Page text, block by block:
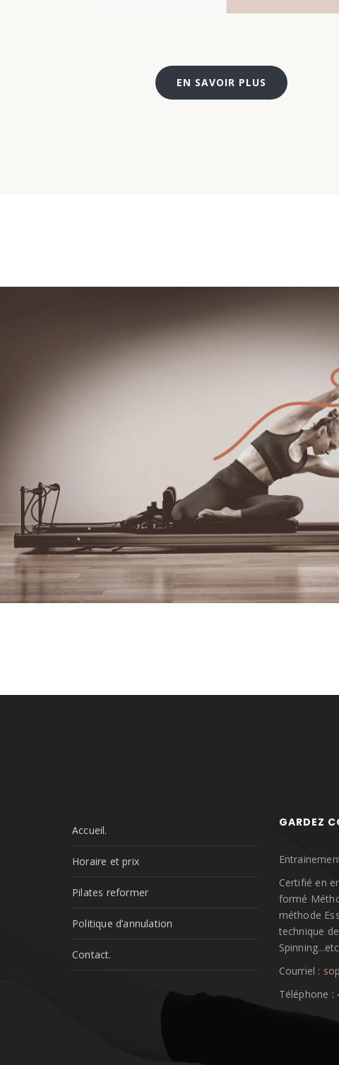
EN SAVOIR PLUS
Accueil.
Horaire et prix
Pilates reformer
Politique d’annulation
Contact.
GARDEZ
Certifié en
formé
méthode
technique
Courriel :
Téléphone :